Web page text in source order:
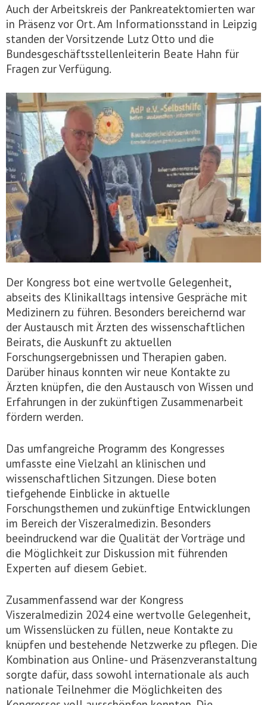
Auch der Arbeitskreis der Pankreatektomierten war
in Präsenz vor Ort. Am Informationsstand in Leipzig
standen der Vorsitzende Lutz Otto und die
Bundesgeschäftsstellenleiterin Beate Hahn für
Fragen zur Verfügung.
Der Kongress bot eine wertvolle Gelegenheit,
abseits des Klinikalltags intensive Gespräche mit
Medizinern zu führen. Besonders bereichernd war
der Austausch mit Ärzten des wissenschaftlichen
Beirats, die Auskunft zu aktuellen
Forschungsergebnissen und Therapien gaben.
Darüber hinaus konnten wir neue Kontakte zu
Ärzten knüpfen, die den Austausch von Wissen und
Erfahrungen in der zukünftigen Zusammenarbeit
fördern werden.
Das umfangreiche Programm des Kongresses
umfasste eine Vielzahl an klinischen und
wissenschaftlichen Sitzungen. Diese boten
tiefgehende Einblicke in aktuelle
Forschungsthemen und zukünftige Entwicklungen
im Bereich der Viszeralmedizin. Besonders
beeindruckend war die Qualität der Vorträge und
die Möglichkeit zur Diskussion mit führenden
Experten auf diesem Gebiet.
Zusammenfassend war der Kongress
Viszeralmedizin 2024 eine wertvolle Gelegenheit,
um Wissenslücken zu füllen, neue Kontakte zu
knüpfen und bestehende Netzwerke zu pflegen. Die
Kombination aus Online- und Präsenzveranstaltung
sorgte dafür, dass sowohl internationale als auch
nationale Teilnehmer die Möglichkeiten des